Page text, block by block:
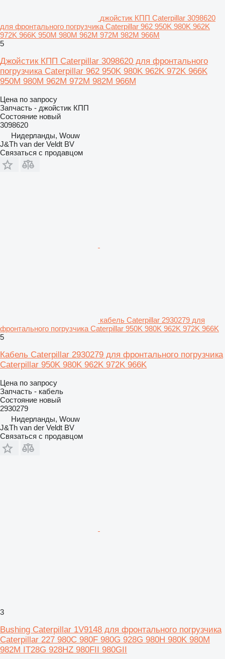
джойстик КПП Caterpillar 3098620
для фронтального погрузчика Caterpillar 962 950K 980K 962K
972K 966K 950M 980M 962M 972M 982M 966M
5
Джойстик КПП Caterpillar 3098620 для фронтального
погрузчика Caterpillar 962 950K 980K 962K 972K 966K
950M 980M 962M 972M 982M 966M
Цена по запросу
Запчасть - джойстик КПП
Состояние новый
3098620
Нидерланды, Wouw
J&Th van der Veldt BV
Связаться с продавцом
кабель Caterpillar 2930279 для
фронтального погрузчика Caterpillar 950K 980K 962K 972K 966K
5
Кабель Caterpillar 2930279 для фронтального погрузчика
Caterpillar 950K 980K 962K 972K 966K
Цена по запросу
Запчасть - кабель
Состояние новый
2930279
Нидерланды, Wouw
J&Th van der Veldt BV
Связаться с продавцом
3
Bushing Caterpillar 1V9148 для фронтального погрузчика
Caterpillar 227 980C 980F 980G 928G 980H 980K 980M
982M IT28G 928HZ 980FII 980GII